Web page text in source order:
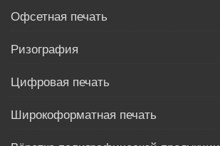
Офсетная печать
Ризография
Цифровая печать
Широкоформатная печать